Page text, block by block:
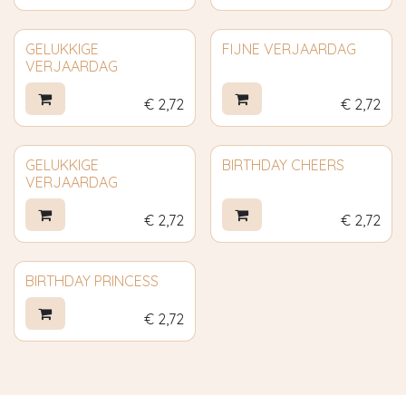
GELUKKIGE
VERJAARDAG
€ 2,72
FIJNE VERJAARDAG
€ 2,72
GELUKKIGE
VERJAARDAG
€ 2,72
BIRTHDAY CHEERS
€ 2,72
BIRTHDAY PRINCESS
€ 2,72